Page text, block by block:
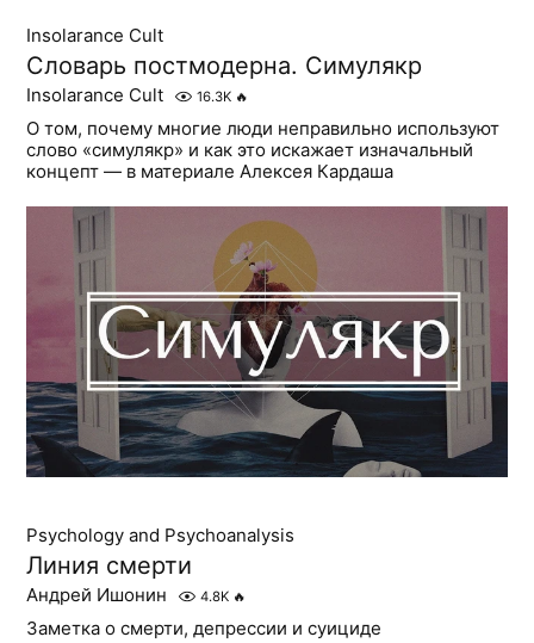
Insolarance Cult
Словарь постмодерна. Симулякр
Insolarance Cult 16.3K 🔥
О том, почему многие люди неправильно используют
слово «симулякр» и как это искажает изначальный
концепт — в материале Алексея Кардаша
Psychology and Psychoanalysis
Линия смерти
Андрей Ишонин 4.8K 🔥
Заметка о смерти, депрессии и суициде